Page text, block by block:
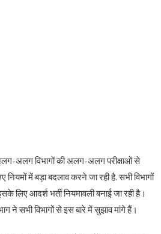
अलग विभागों की अलग-अलग परीक्षाओं से
में बड़ा बदलाव करने जा रही है. सभी विभागों
लिए आदर्श भर्ती नियमावली बनाई जा रही है।
ने सभी विभागों से इस बारे में सुझाव मांगे हैं।